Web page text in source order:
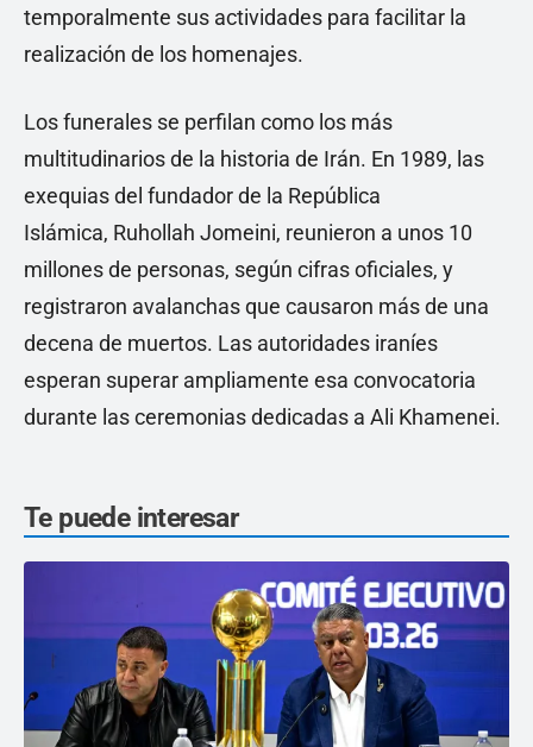
temporalmente sus actividades para facilitar la
realización de los homenajes.
Los funerales se perfilan como los más
multitudinarios de la historia de Irán. En 1989, las
exequias del fundador de la República
Islámica, Ruhollah Jomeini, reunieron a unos 10
millones de personas, según cifras oficiales, y
registraron avalanchas que causaron más de una
decena de muertos. Las autoridades iraníes
esperan superar ampliamente esa convocatoria
durante las ceremonias dedicadas a Ali Khamenei.
Te puede interesar